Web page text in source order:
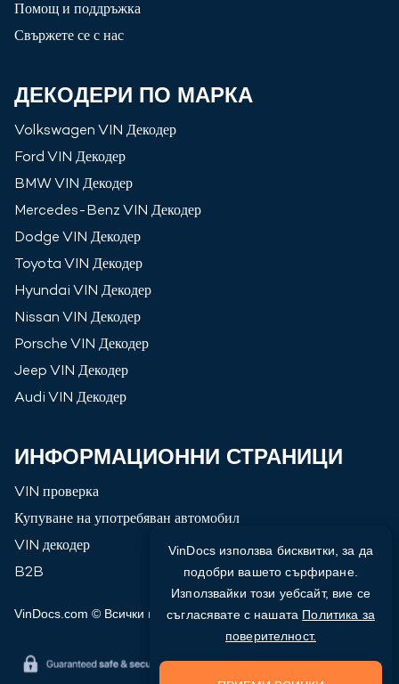
VinDocs използва бисквитки, за да
подобри вашето сърфиране.
Използвайки този уебсайт, вие се
съгласявате с нашата Политика за
поверителност.
Помощ и поддръжка
Свържете се с нас
ДЕКОДЕРИ ПО МАРКА
Volkswagen VIN Декодер
Ford VIN Декодер
BMWVIN Декодер
Mercedes-Benz VIN Декодер
Dodge VIN Декодер
Toyota VIN Декодер
Hyundai VIN Декодер
Nissan VIN Декодер
Porsche VIN Декодер
Jeep VIN Декодер
Audi VIN Декодер
ИНФОРМАЦИОННИ СТРАНИЦИ
VIN проверка
Купуване на употребяван автомобил
VIN декодер
B2B
VinDocs.com © Всички права запазени 2026